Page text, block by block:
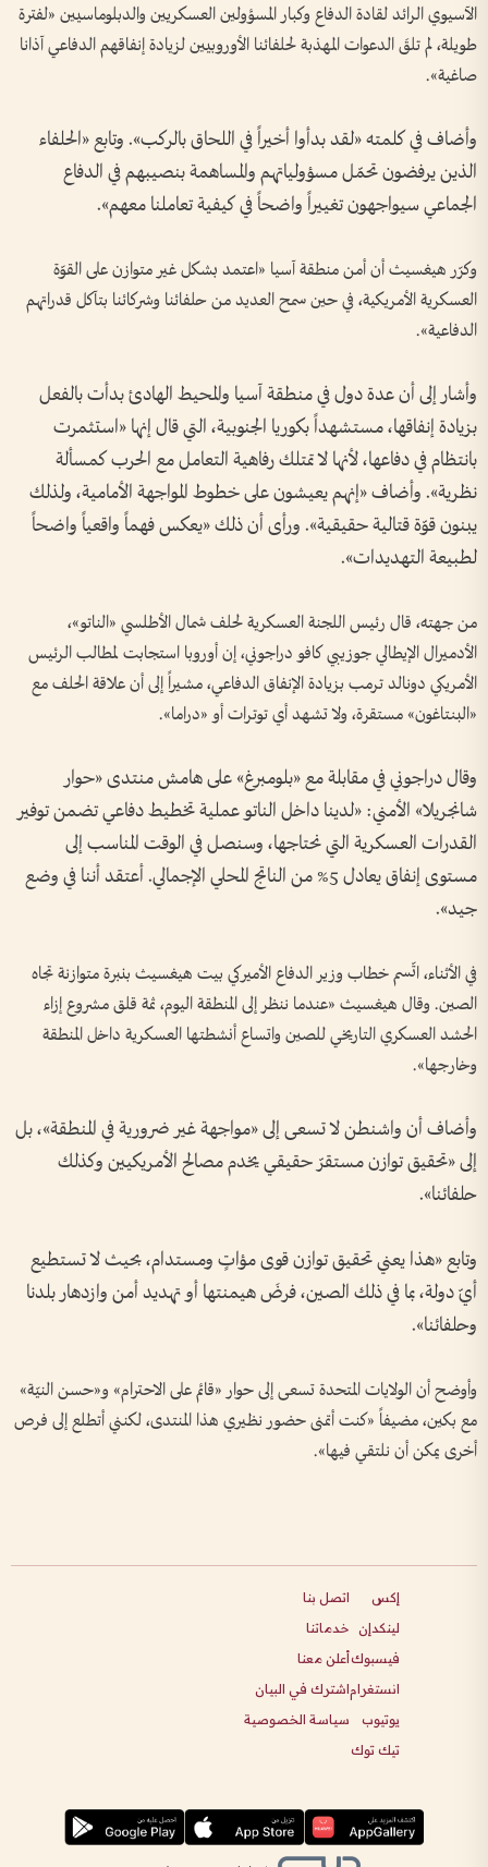
الآسيوي الرائد لقادة الدفاع وكبار المسؤولين العسكريين والدبلوماسيين «لفترة
طويلة، لم تلقَ الدعوات المهذبة لحلفائنا الأوروبيين لزيادة إنفاقهم الدفاعي آذانا
صاغية».
وأضاف في كلمته «لقد بدأوا أخيراً في اللحاق بالركب». وتابع «الحلفاء
الذين يرفضون تحمّل مسؤولياتهم والمساهمة بنصيبهم في الدفاع
الجماعي سيواجهون تغييراً واضحاً في كيفية تعاملنا معهم».
وكرّر هيغسيث أن أمن منطقة آسيا «اعتمد بشكل غير متوازن على القوّة
العسكرية الأمريكية، في حين سمح العديد من حلفائنا وشركائنا بتآكل قدراتهم
الدفاعية».
وأشار إلى أن عدة دول في منطقة آسيا والمحيط الهادئ بدأت بالفعل
بزيادة إنفاقها، مستشهداً بكوريا الجنوبية، التي قال إنها «استثمرت
بانتظام في دفاعها، لأنها لا تمتلك رفاهية التعامل مع الحرب كمسألة
نظرية». وأضاف «إنهم يعيشون على خطوط المواجهة الأمامية، ولذلك
يبنون قوّة قتالية حقيقية». ورأى أن ذلك «يعكس فهماً واقعياً واضحاً
لطبيعة التهديدات».
من جهته، قال رئيس اللجنة العسكرية لحلف شمال الأطلسي «الناتو»،
الأدميرال الإيطالي جوزيبي كافو دراجوني، إن أوروبا استجابت لمطالب الرئيس
الأمريكي دونالد ترمب بزيادة الإنفاق الدفاعي، مشيراً إلى أن علاقة الحلف مع
«البنتاغون» مستقرة، ولا تشهد أي توترات أو «دراما».
وقال دراجوني في مقابلة مع «بلومبرغ» على هامش منتدى «حوار
شانجريلا» الأمني: «لدينا داخل الناتو عملية تخطيط دفاعي تضمن توفير
القدرات العسكرية التي نحتاجها، وسنصل في الوقت المناسب إلى
مستوى إنفاق يعادل 5% من الناتج المحلي الإجمالي. أعتقد أننا في وضع
جيد».
في الأثناء، اتّسم خطاب وزير الدفاع الأميركي بيت هيغسيث بنبرة متوازنة تجاه
الصين. وقال هيغسيث «عندما ننظر إلى المنطقة اليوم، ثمة قلق مشروع إزاء
الحشد العسكري التاريخي للصين واتساع أنشطتها العسكرية داخل المنطقة
وخارجها».
وأضاف أن واشنطن لا تسعى إلى «مواجهة غير ضرورية في المنطقة»، بل
إلى «تحقيق توازن مستقرّ حقيقي يخدم مصالح الأمريكيين وكذلك
حلفائنا».
وتابع «هذا يعني تحقيق توازن قوى مؤاتٍ ومستدام، بحيث لا تستطيع
أيّ دولة، بما في ذلك الصين، فرضَ هيمنتها أو تهديد أمن وازدهار بلدنا
وحلفائنا».
وأوضح أن الولايات المتحدة تسعى إلى حوار «قائم على الاحترام» و«حسن النيّة»
مع بكين، مضيفاً «كنت أتمنى حضور نظيري هذا المنتدى، لكنني أتطلع إلى فرص
أخرى يمكن أن نلتقي فيها».
إكس
لينكدإن
فيسبوك
انستغرام
يوتيوب
تيك توك
اتصل بنا
خدماتنا
أعلن معنا
اشترك في البيان
سياسة الخصوصية